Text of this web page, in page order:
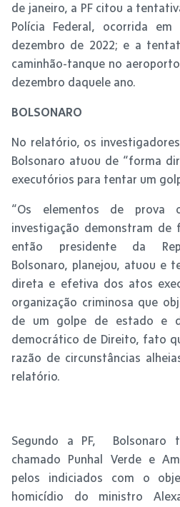
de janeiro, a PF citou a
Polícia Federal, ocorrida
dezembro de 2022; e a
caminhão-tanque no
dezembro daquele ano.
BOLSONARO
No relatório, os
Bolsonaro atuou de “forma
executórios para tentar um
“Os elementos de prova
investigação demonstram de
então presidente da
Bolsonaro, planejou, atuou e
direta e efetiva dos atos
organização criminosa que
de um golpe de estado e
democrático de Direito, fato
razão de circunstâncias
relatório.
Segundo a PF, Bolsonaro
chamado Punhal Verde e
pelos indiciados com o
homicídio do ministro